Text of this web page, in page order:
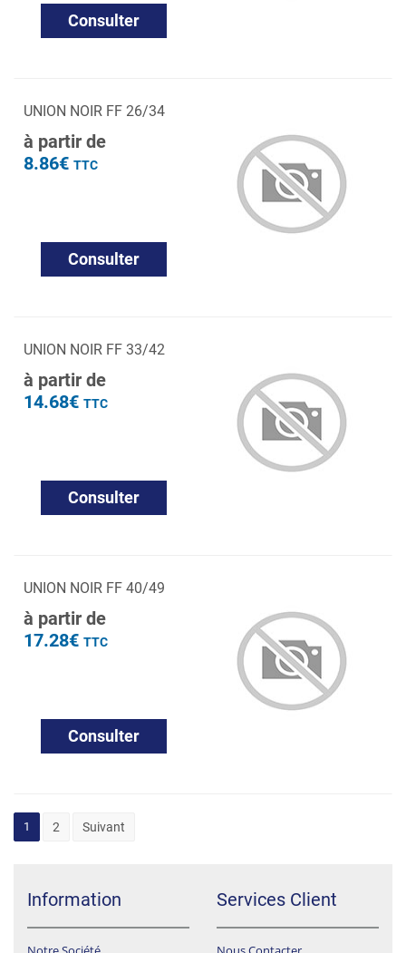
Consulter
UNION NOIR FF 26/34
à partir de
8.86€ TTC
Consulter
UNION NOIR FF 33/42
à partir de
14.68€ TTC
Consulter
UNION NOIR FF 40/49
à partir de
17.28€ TTC
Consulter
1 2 Suivant
Information Services Client